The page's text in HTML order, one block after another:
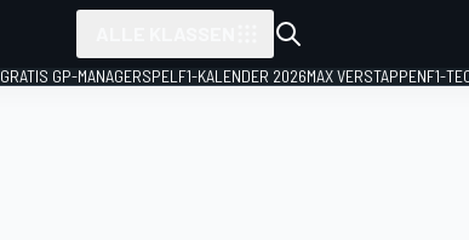
GRATIS GP-MANAGERSPEL F1-KALENDER 2026MAX VERSTAPPENF1-